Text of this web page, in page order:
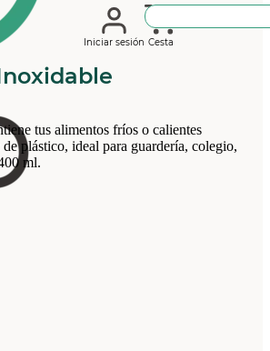
Iniciar sesión Cesta
tus alimentos fríos o calientes
plástico, ideal para guardería, colegio,
ml.